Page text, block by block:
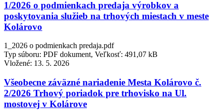
1/2026 o podmienkach predaja výrobkov a
poskytovania služieb na trhových miestach v meste
Kolárovo
1_2026 o podmienkach predaja.pdf
Typ súboru: PDF dokument, Veľkosť: 491,07 kB
Vložené: 13. 5. 2026
Všeobecne záväzné nariadenie Mesta Kolárovo č.
2/2026 Trhový poriadok pre trhovisko na Ul.
mostovej v Kolárove